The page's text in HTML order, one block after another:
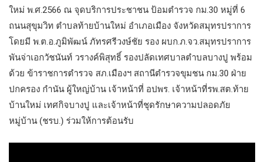
ใหม่ พ.ศ.2566 ณ จุดบริการประชาชน ป้อมตำรวจ กม.30 หมู่ที่ 6
ถนนสุขุมวิท ตำบลท้ายบ้านใหม่ อำเภอเมือง จังหวัดสมุทรปราการ
โดยมี พ.ต.อ.ภูมิพัฒน์ ภัทรศรีวงษ์ชัย รอง ผบก.ภ.จว.สมุทรปราการ
พันจ่าเอกวัชนันท์ วรางค์พิสุทธิ์ รองปลัดเทศบาลตำบลบางปู พร้อม
ด้วย ข้าราชการตำรวจ สภ.เมืองฯ สถานีตำรวจขุมชน กม.30 ฝ่าย
ปกครอง กำนัน ผู้ใหญ่บ้าน เจ้าหน้าที่ อปพร. เจ้าหน้าที่รพ.สต.ท้าย
บ้านใหม่ เทศกิจบางปู และเจ้าหน้าที่ชุดรักษาความปลอดภัย
หมู่บ้าน (ชรบ.) ร่วมให้การต้อนรับ